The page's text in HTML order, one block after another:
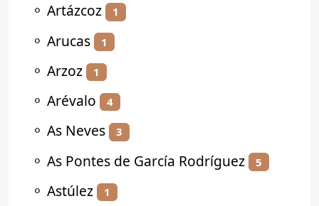
⚬ Artázcoz 1
⚬ Arucas 1
⚬ Arzoz 1
⚬ Arévalo 4
⚬ As Neves 3
⚬ As Pontes de García Rodríguez 5
⚬ Astúlez 1